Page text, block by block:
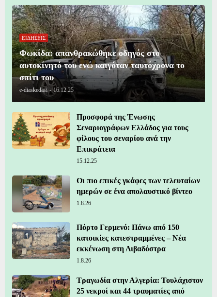
ΕΙΔΗΣΕΙΣ
Φωκίδα: απανθρακώθηκε οδηγός στο
αυτοκίνητό του ενώ καιγόταν ταυτόχρονα το
σπίτι του
e-diaskedasi - 16.12.25
Προσφορά της Ένωσης
Σεναριογράφων Ελλάδος για τους
φίλους του σεναρίου ανά την
Επικράτεια
15.12.25
Οι πιο επικές γκάφες των τελευταίων
ημερών σε ένα απολαυστικό βίντεο
1.8.26
Πόρτο Γερμενό: Πάνω από 150
κατοικίες κατεστραμμένες – Νέα
εκκένωση στη Λιβαδόστρα
1.8.26
Τραγωδία στην Αλγερία: Τουλάχιστον
25 νεκροί και 44 τραυματίες από